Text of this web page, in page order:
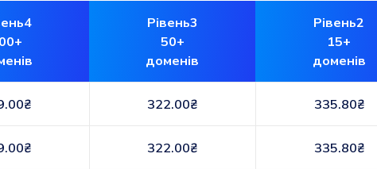
Рівень3
50+
доменів
Рівень2
15+
доменів
322.00₴ 335.80₴
322.00₴ 335.80₴